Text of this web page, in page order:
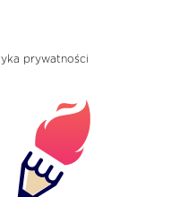
prywatności